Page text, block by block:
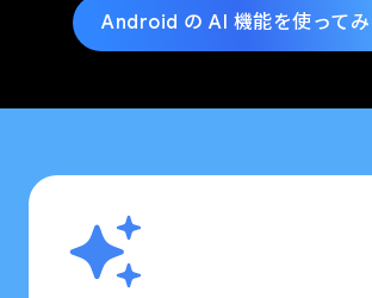
Android の AI 機能を使ってみ